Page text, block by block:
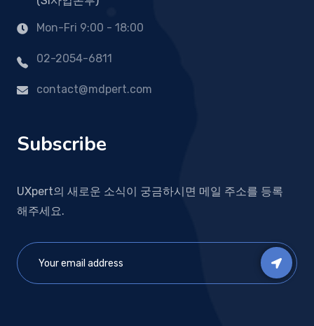
Mon-Fri 9:00 - 18:00
02-2054-6811
contact@mdpert.com
Subscribe
UXpert의 새로운 소식이 궁금하시면 메일 주소를 등록
해주세요.